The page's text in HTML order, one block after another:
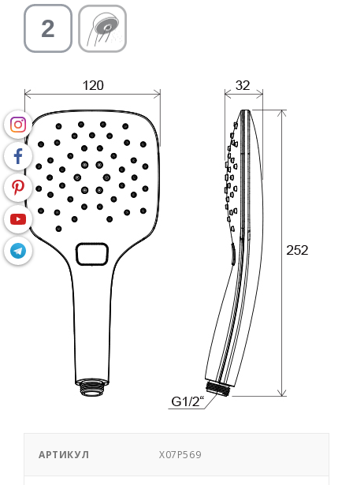
АРТИКУЛ X07P569